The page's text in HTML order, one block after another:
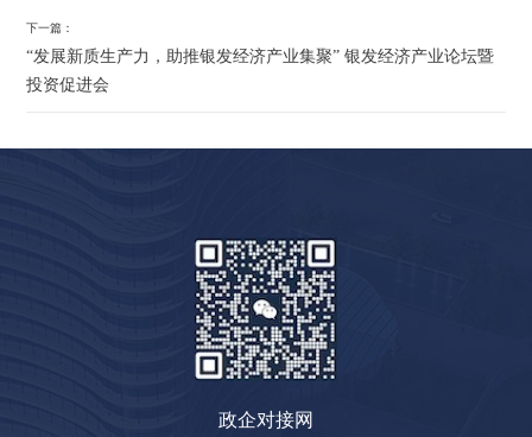
下一篇：
“发展新质生产力，助推银发经济产业集聚” 银发经济产业论坛暨
投资促进会
政企对接网